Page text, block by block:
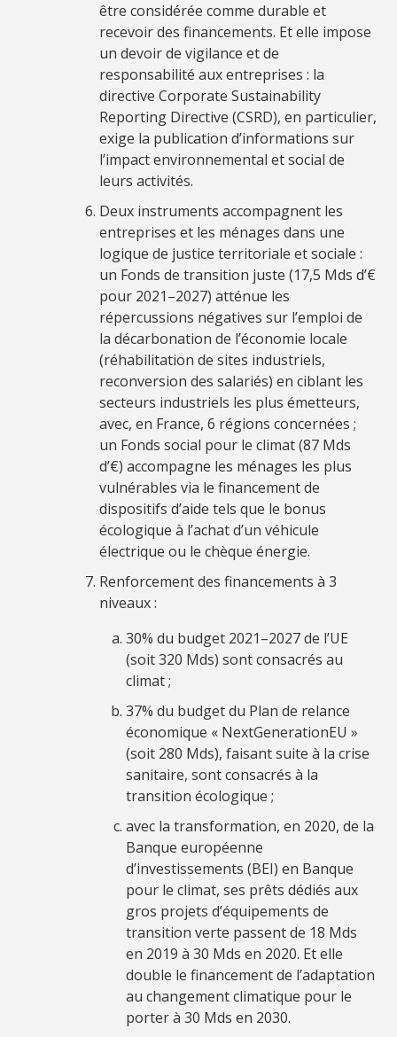
être considérée comme durable et
recevoir des financements. Et elle impose
un devoir de vigilance et de
responsabilité aux entreprises : la
directive Corporate Sustainability
Reporting Directive (CSRD), en particulier,
exige la publication d’informations sur
l’impact environnemental et social de
leurs activités.
Deux instruments accompagnent les
entreprises et les ménages dans une
logique de justice territoriale et sociale :
un Fonds de transition juste (17,5 Mds d’€
pour 2021–2027) atténue les
répercussions négatives sur l’emploi de
la décarbonation de l’économie locale
(réhabilitation de sites industriels,
reconversion des salariés) en ciblant les
secteurs industriels les plus émetteurs,
avec, en France, 6 régions concernées ;
un Fonds social pour le climat (87 Mds
d’€) accompagne les ménages les plus
vulnérables via le financement de
dispositifs d’aide tels que le bonus
écologique à l’achat d’un véhicule
électrique ou le chèque énergie.
Renforcement des financements à 3
niveaux :
30% du budget 2021–2027 de l’UE
(soit 320 Mds) sont consacrés au
climat ;
37% du budget du Plan de relance
économique « NextGenerationEU »
(soit 280 Mds), faisant suite à la crise
sanitaire, sont consacrés à la
transition écologique ;
avec la transformation, en 2020, de la
Banque européenne
d’investissements (BEI) en Banque
pour le climat, ses prêts dédiés aux
gros projets d’équipements de
transition verte passent de 18 Mds
en 2019 à 30 Mds en 2020. Et elle
double le financement de l’adaptation
au changement climatique pour le
porter à 30 Mds en 2030.